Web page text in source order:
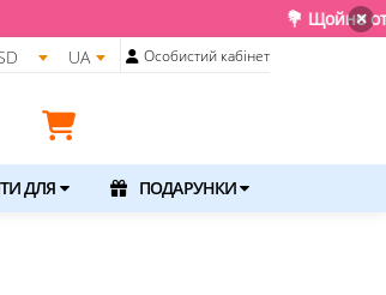
💐 Щойно отримали свіжу
×
UA Особистий кабінет
ДЛЯ ПОДАРУНКИ